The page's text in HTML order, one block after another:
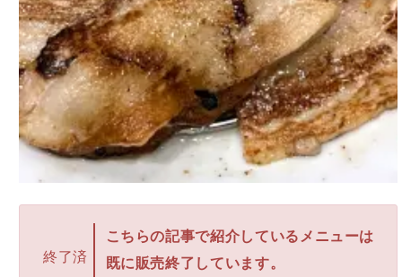
終了済
こちらの記事で紹介しているメニューは
既に販売終了しています。